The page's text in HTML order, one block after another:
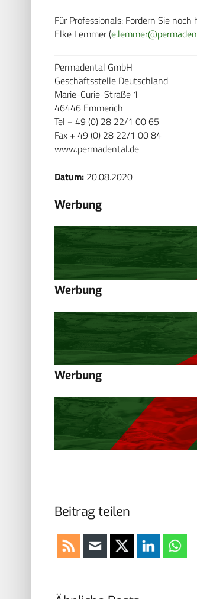
Für Professionals: Fordern Sie
Elke Lemmer (
Permadental GmbH
Geschäftsstelle Deutschland
Marie-Curie-Straße 1
46446 Emmerich
Tel + 49 (0) 28 22/1 00 65
Fax + 49 (0) 28 22/1 00 84
www.permadental.de
Datum: 20.08.2020
Werbung
Werbung
Werbung
Beitrag teilen